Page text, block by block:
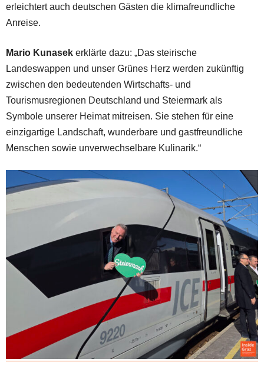
erleichtert auch deutschen Gästen die klimafreundliche
Anreise.
Mario Kunasek erklärte dazu: „Das steirische
Landeswappen und unser Grünes Herz werden zukünftig
zwischen den bedeutenden Wirtschafts- und
Tourismusregionen Deutschland und Steiermark als
Symbole unserer Heimat mitreisen. Sie stehen für eine
einzigartige Landschaft, wunderbare und gastfreundliche
Menschen sowie unverwechselbare Kulinarik.“